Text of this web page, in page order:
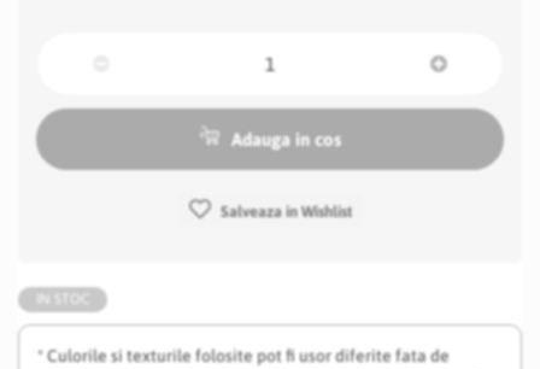
* Culorile si texturile folosite pot fi usor diferite fata de
Adauga in cos
Salveaza in Wishlist